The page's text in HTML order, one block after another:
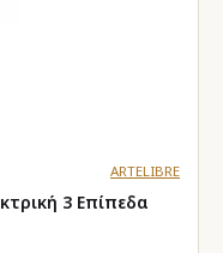
ARTELIBRE
3 Επίπεδα